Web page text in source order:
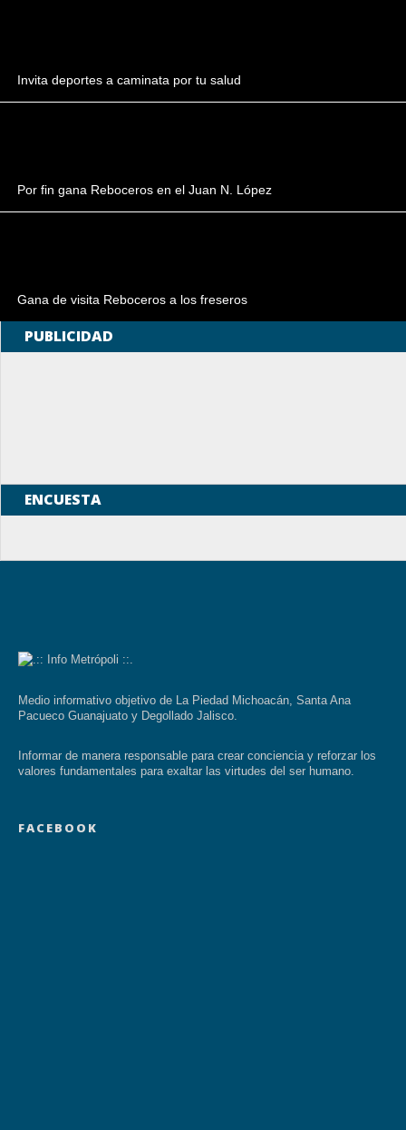
Invita deportes a caminata por tu salud
Por fin gana Reboceros en el Juan N. López
Gana de visita Reboceros a los freseros
PUBLICIDAD
ENCUESTA
Medio informativo objetivo de La Piedad Michoacán, Santa Ana
Pacueco Guanajuato y Degollado Jalisco.
Informar de manera responsable para crear conciencia y reforzar los
valores fundamentales para exaltar las virtudes del ser humano.
FACEBOOK